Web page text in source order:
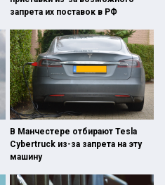
запрета их поставок в РФ
В Манчестере отбирают Tesla
Cybertruck из-за запрета на эту
машину